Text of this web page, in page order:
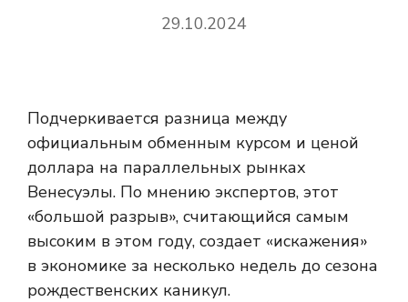
29.10.2024
Подчеркивается разница между
официальным обменным курсом и ценой
доллара на параллельных рынках
Венесуэлы. По мнению экспертов, этот
«большой разрыв», считающийся самым
высоким в этом году, создает «искажения»
в экономике за несколько недель до сезона
рождественских каникул.